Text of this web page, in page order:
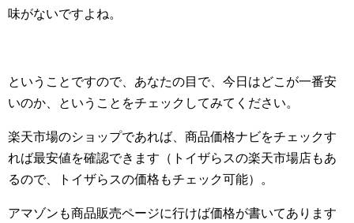
味がないですよね。
ということですので、あなたの目で、今日はどこが一番安
いのか、ということをチェックしてみてください。
楽天市場のショップであれば、商品価格ナビをチェックす
れば最安値を確認できます（トイザらスの楽天市場店もあ
るので、トイザらスの価格もチェック可能）。
アマゾンも商品販売ページに行けば価格が書いてあります